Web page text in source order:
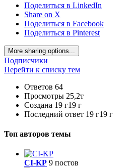
Поделиться в LinkedIn
Share on X
Поделиться в Facebook
Поделиться в Pinterest
More sharing options...
Подписчики
Перейти к списку тем
Ответов 64
Просмотры 25,2т
Создана 19 г19 г
Последний ответ 19 г19 г
Топ авторов темы
CI-KP 9 постов